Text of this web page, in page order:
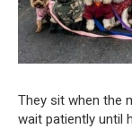
They sit when the
wait patiently until